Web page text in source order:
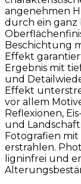
angenehmen
durch ein ganz
Beschichtung
Effekt
Ergebnis mit
und
Effekt
vor allem
Reflexionen,
und
Fotografien
erstrahlen.
ligninfrei und